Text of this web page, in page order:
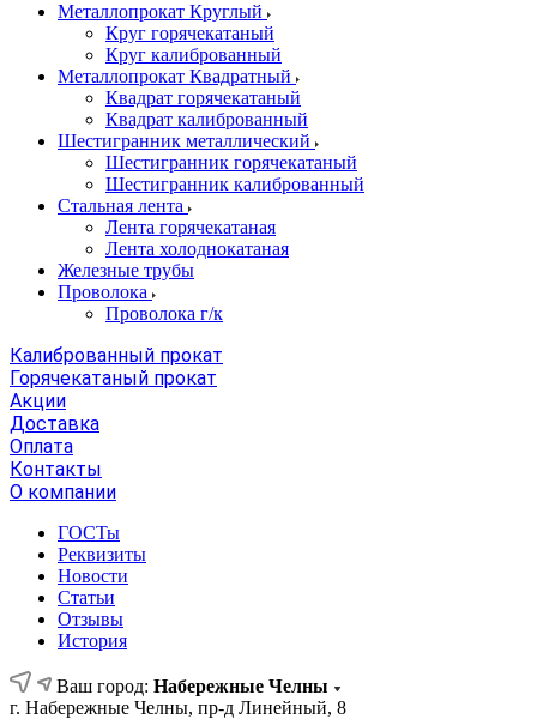
Металлопрокат Круглый
Круг горячекатаный
Круг калиброванный
Металлопрокат Квадратный
Квадрат горячекатаный
Квадрат калиброванный
Шестигранник металлический
Шестигранник горячекатаный
Шестигранник калиброванный
Стальная лента
Лента горячекатаная
Лента холоднокатаная
Железные трубы
Проволока
Проволока г/к
Калиброванный прокат
Горячекатаный прокат
Акции
Доставка
Оплата
Контакты
О компании
ГОСТы
Реквизиты
Новости
Статьи
Отзывы
История
Ваш город: Набережные Челны
г. Набережные Челны, пр-д Линейный, 8